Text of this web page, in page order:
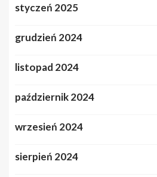
styczeń 2025
grudzień 2024
listopad 2024
październik 2024
wrzesień 2024
sierpień 2024